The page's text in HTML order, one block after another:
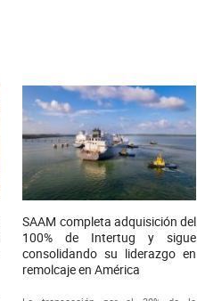
SAAM completa adquisición del
100% de Intertug y sigue
consolidando su liderazgo en
remolcaje en América